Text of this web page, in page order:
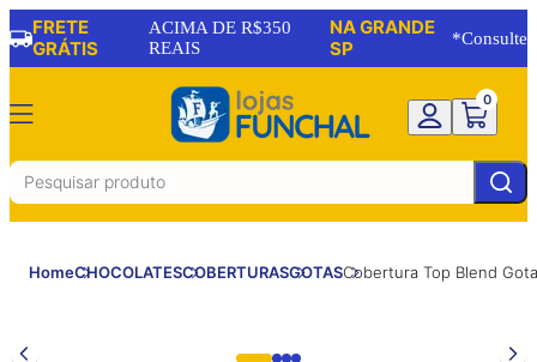
FRETE
GRÁTIS
ACIMA DE R$350
REAIS
NA GRANDE
SP
*Consulte
0
HomeCHOCOLATESCOBERTURASGOTASCobertura Top Blend